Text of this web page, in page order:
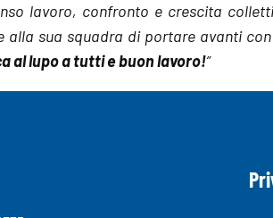
lavoro, confronto e crescita
alla sua squadra di portare avanti
al lupo a tutti e buon lavoro!”